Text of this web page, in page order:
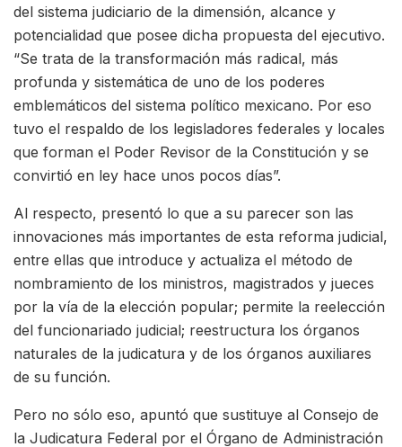
del sistema judiciario de la dimensión, alcance y
potencialidad que posee dicha propuesta del ejecutivo.
“Se trata de la transformación más radical, más
profunda y sistemática de uno de los poderes
emblemáticos del sistema político mexicano. Por eso
tuvo el respaldo de los legisladores federales y locales
que forman el Poder Revisor de la Constitución y se
convirtió en ley hace unos pocos días”.
Al respecto, presentó lo que a su parecer son las
innovaciones más importantes de esta reforma judicial,
entre ellas que introduce y actualiza el método de
nombramiento de los ministros, magistrados y jueces
por la vía de la elección popular; permite la reelección
del funcionariado judicial; reestructura los órganos
naturales de la judicatura y de los órganos auxiliares
de su función.
Pero no sólo eso, apuntó que sustituye al Consejo de
la Judicatura Federal por el Órgano de Administración